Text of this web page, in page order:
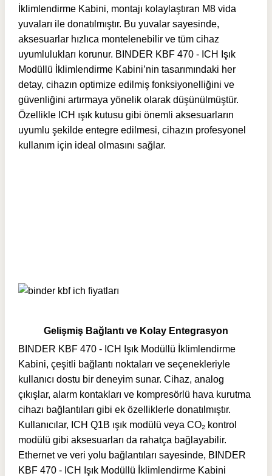
İklimlendirme Kabini, montajı kolaylaştıran M8 vida
yuvaları ile donatılmıştır. Bu yuvalar sayesinde,
aksesuarlar hızlıca montelenebilir ve tüm cihaz
uyumlulukları korunur. BINDER KBF 470 - ICH Işık
Modüllü İklimlendirme Kabini’nin tasarımındaki her
detay, cihazın optimize edilmiş fonksiyonelliğini ve
güvenliğini artırmaya yönelik olarak düşünülmüştür.
Özellikle ICH ışık kutusu gibi önemli aksesuarların
uyumlu şekilde entegre edilmesi, cihazın profesyonel
kullanım için ideal olmasını sağlar.
Gelişmiş Bağlantı ve Kolay Entegrasyon
BINDER KBF 470 - ICH Işık Modüllü İklimlendirme
Kabini, çeşitli bağlantı noktaları ve seçenekleriyle
kullanıcı dostu bir deneyim sunar. Cihaz, analog
çıkışlar, alarm kontakları ve kompresörlü hava kurutma
cihazı bağlantıları gibi ek özelliklerle donatılmıştır.
Kullanıcılar, ICH Q1B ışık modülü veya CO₂ kontrol
modülü gibi aksesuarları da rahatça bağlayabilir.
Ethernet ve veri yolu bağlantıları sayesinde, BINDER
KBF 470 - ICH Işık Modüllü İklimlendirme Kabini